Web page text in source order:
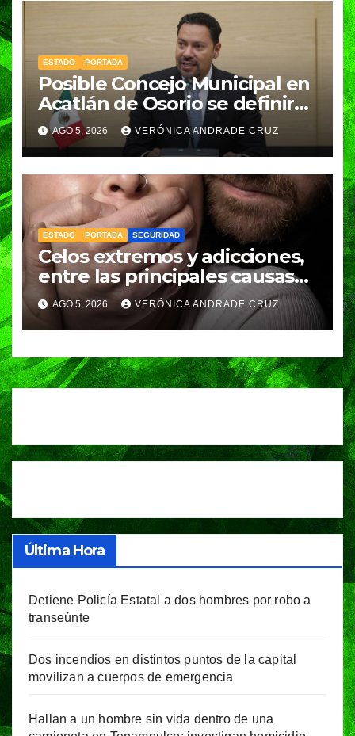
ESTADO PORTADA
Posible Concejo Municipal en
Acatlán de Osorio se definirá
en una semana; Congreso
espera resolución de
Gobernación
AGO 5, 2026 VERÓNICA ANDRADE CRUZ
ESTADO PORTADA SEGURIDAD
Celos extremos y adicciones,
entre las principales causas
de feminicidio en Puebla:
Fiscalía
AGO 5, 2026 VERÓNICA ANDRADE CRUZ
Última Hora
Detiene Policía Estatal a dos hombres por robo a
transeúnte
Dos incendios en distintos puntos de la capital
movilizan a cuerpos de emergencia
Hallan a un hombre sin vida dentro de una